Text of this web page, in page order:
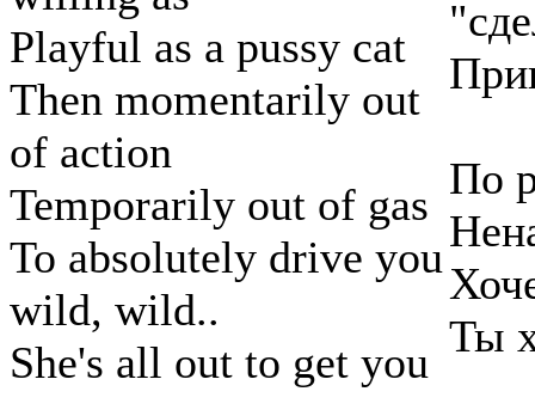
Playful as a pussy cat
Then momentarily out
of action
Temporarily out of gas
To absolutely drive you
wild, wild..
She's all out to get you
По
Ты